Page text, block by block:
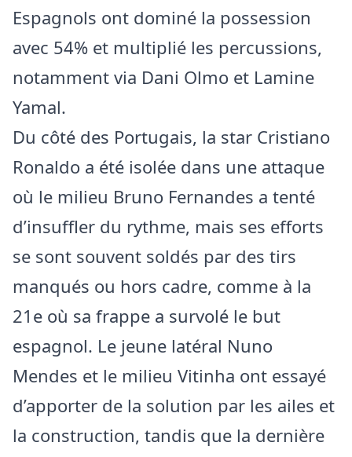
Espagnols ont dominé la possession
avec 54% et multiplié les percussions,
notamment via Dani Olmo et Lamine
Yamal.
Du côté des Portugais, la star Cristiano
Ronaldo a été isolée dans une attaque
où le milieu Bruno Fernandes a tenté
d’insuffler du rythme, mais ses efforts
se sont souvent soldés par des tirs
manqués ou hors cadre, comme à la
21e où sa frappe a survolé le but
espagnol. Le jeune latéral Nuno
Mendes et le milieu Vitinha ont essayé
d’apporter de la solution par les ailes et
la construction, tandis que la dernière